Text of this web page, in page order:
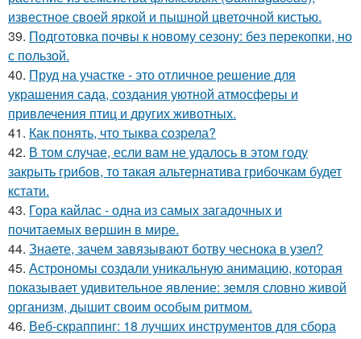
известное своей яркой и пышной цветочной кистью.
39. Подготовка почвы к новому сезону: без перекопки, но
с пользой.
40. Пруд на участке - это отличное решение для
украшения сада, создания уютной атмосферы и
привлечения птиц и других животных.
41. Как понять, что тыква созрела?
42. В том случае, если вам не удалось в этом году
закрыть грибов, то такая альтернатива грибочкам будет
кстати.
43. Гора кайлас - одна из самых загадочных и
почитаемых вершин в мире.
44. Знаете, зачем завязывают ботву чеснока в узел?
45. Астрономы создали уникальную анимацию, которая
показывает удивительное явление: земля словно живой
организм, дышит своим особым ритмом.
46. Веб-скраппинг: 18 лучших инструментов для сбора